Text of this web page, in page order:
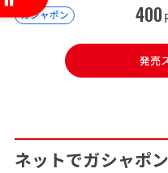
ガシャポン 400
発売
ネットでガシャポン